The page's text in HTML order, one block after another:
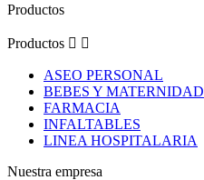
Productos
Productos  
ASEO PERSONAL
BEBES Y MATERNIDAD
FARMACIA
INFALTABLES
LINEA HOSPITALARIA
Nuestra empresa